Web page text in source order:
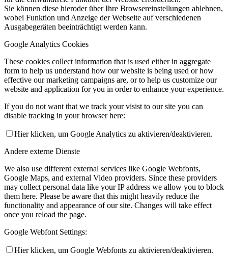
Sie können diese hieroder über Ihre Browsereinstellungen ablehnen,
wobei Funktion und Anzeige der Webseite auf verschiedenen
Ausgabegeräten beeinträchtigt werden kann.
Google Analytics Cookies
These cookies collect information that is used either in aggregate
form to help us understand how our website is being used or how
effective our marketing campaigns are, or to help us customize our
website and application for you in order to enhance your experience.
If you do not want that we track your visist to our site you can
disable tracking in your browser here:
Hier klicken, um Google Analytics zu aktivieren/deaktivieren.
Andere externe Dienste
We also use different external services like Google Webfonts,
Google Maps, and external Video providers. Since these providers
may collect personal data like your IP address we allow you to block
them here. Please be aware that this might heavily reduce the
functionality and appearance of our site. Changes will take effect
once you reload the page.
Google Webfont Settings:
Hier klicken, um Google Webfonts zu aktivieren/deaktivieren.